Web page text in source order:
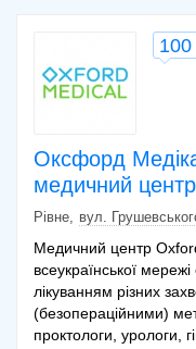
УЗД будь якого одного
УЗД легень
УЗД нирок сечового
члена
УЗД поверхнево
шкіра, підшкірна
м"язи, зв"язки) (діти до
УЗД будь якого одного
років)
Оксфорд
медичний
100
Рівне вул.
Медичний центр
всеукраїнської
лікуванням різних
(безопераційними)
проктологи, урологи,